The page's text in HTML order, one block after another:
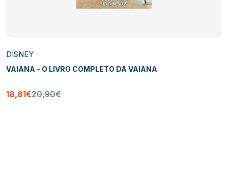
DISNEY
VAIANA - O LIVRO COMPLETO DA VAIANA
18,81€20,90€